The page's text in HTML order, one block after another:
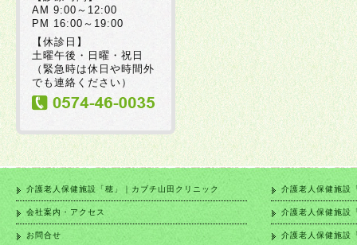
2025年06月17日 6
2025年06月05日
AM 9:00～12:00
PM 16:00～19:00
【休診日】
土曜午後・日曜・祝日
（緊急時は休日や時間外
でも連絡ください）
介護老人保健施設「穂」｜カブチ山田クリニック
会社案内・アクセス
お問合せ
介護老人保健施設
介護老人保健施設
介護老人保健施設